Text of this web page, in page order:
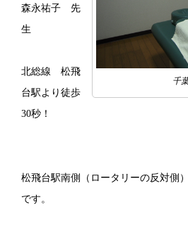
千
森永祐子 先
生
北総線 松飛
台駅より徒歩
30秒！
松飛台駅南側（ロータリーの反対側
です。